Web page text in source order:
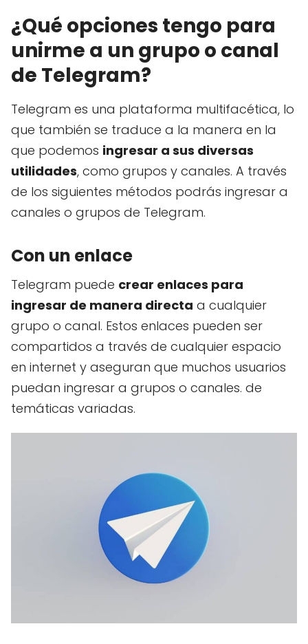
¿Qué opciones tengo para
unirme a un grupo o canal
de Telegram?
Telegram es una plataforma multifacética, lo
que también se traduce a la manera en la
que podemos ingresar a sus diversas
utilidades, como grupos y canales. A través
de los siguientes métodos podrás ingresar a
canales o grupos de Telegram.
Con un enlace
Telegram puede crear enlaces para
ingresar de manera directa a cualquier
grupo o canal. Estos enlaces pueden ser
compartidos a través de cualquier espacio
en internet y aseguran que muchos usuarios
puedan ingresar a grupos o canales. de
temáticas variadas.